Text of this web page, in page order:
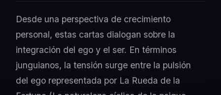
Desde una perspectiva de crecimiento
personal, estas cartas dialogan sobre la
integración del ego y el ser. En términos
junguianos, la tensión surge entre la pulsión
del ego representada por La Rueda de la